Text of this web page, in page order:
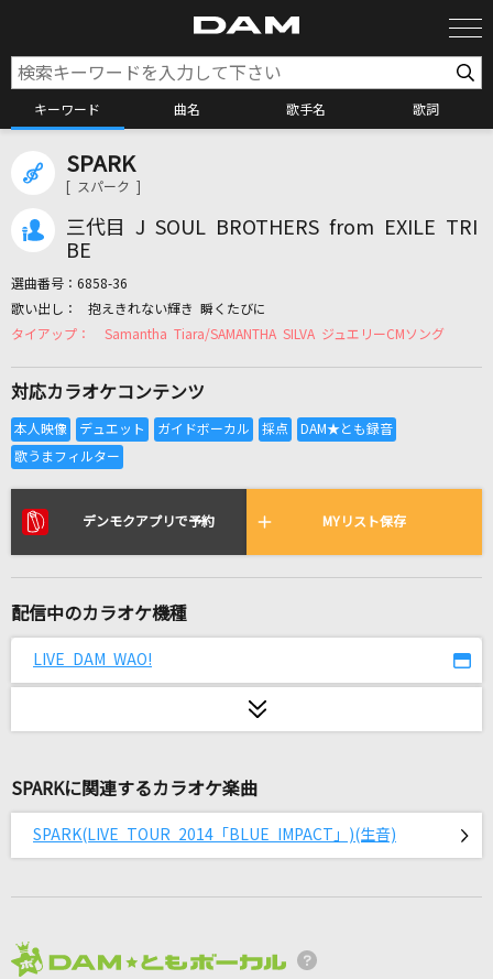
キーワード 曲名 歌手名 歌詞
カラオケリクエスト
全国りれき
リアルタイムで歌われている曲の一覧
乃木坂46
＝LOVE
Time goes by
LiSA
[生音]真夏の果実
嵐(アラシ)
SPARK
[ スパーク ]
三代目 J SOUL BROTHERS from EXILE TRI
BE
選曲番号： 6858-36
抱えきれない輝き 瞬くたびに
Samantha Tiara/SAMANTHA SILVA ジュエリーCMソング
対応カラオケコンテンツ
デンモクアプリで予約 MYリスト保存
配信中のカラオケ機種
LIVE DAM WAO!
SPARKに関連するカラオケ楽曲
SPARK(LIVE TOUR 2014「BLUE IMPACT」)(生音)